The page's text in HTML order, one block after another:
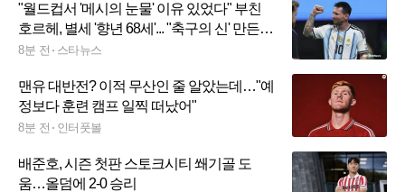
"월드컵서 '메시의 눈물' 이유 있었다" 부친
호르헤, 별세 '향년 68세'... "축구의 신' 만든
조용한 조력자"
8분 전 스타뉴스
맨유 대반전? 이적 무산인 줄 알았는데…"예
정보다 훈련 캠프 일찍 떠났어"
8분 전 인터풋볼
배준호, 시즌 첫판 스토크시티 쐐기골 도
움…올덤에 2-0 승리